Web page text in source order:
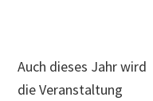
Auch dieses Jahr wird
die Veranstaltung